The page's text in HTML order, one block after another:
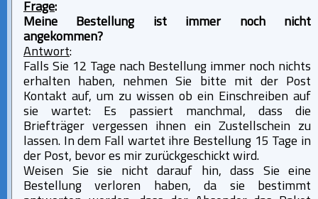
Frage:
Meine Bestellung ist immer noch nicht
angekommen?
Antwort:
Falls Sie 12 Tage nach Bestellung immer noch nichts
erhalten haben, nehmen Sie bitte mit der Post
Kontakt auf, um zu wissen ob ein Einschreiben auf
sie wartet: Es passiert manchmal, dass die
Briefträger vergessen ihnen ein Zustellschein zu
lassen. In dem Fall wartet ihre Bestellung 15 Tage in
der Post, bevor es mir zurückgeschickt wird.
Weisen Sie sie nicht darauf hin, dass Sie eine
Bestellung verloren haben, da sie bestimmt